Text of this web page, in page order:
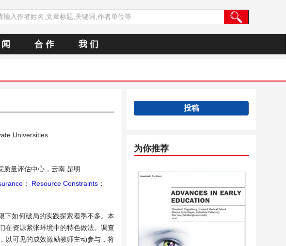
合 作 我 们
Universities
质量评估中心，云南 昆明
； Resource Constraints ；
下如何破局的实践探索着墨不多。本
在资源紧张环境中的特色做法。调查
以可见的成效激励教师主动参与，将
投稿
为你推荐